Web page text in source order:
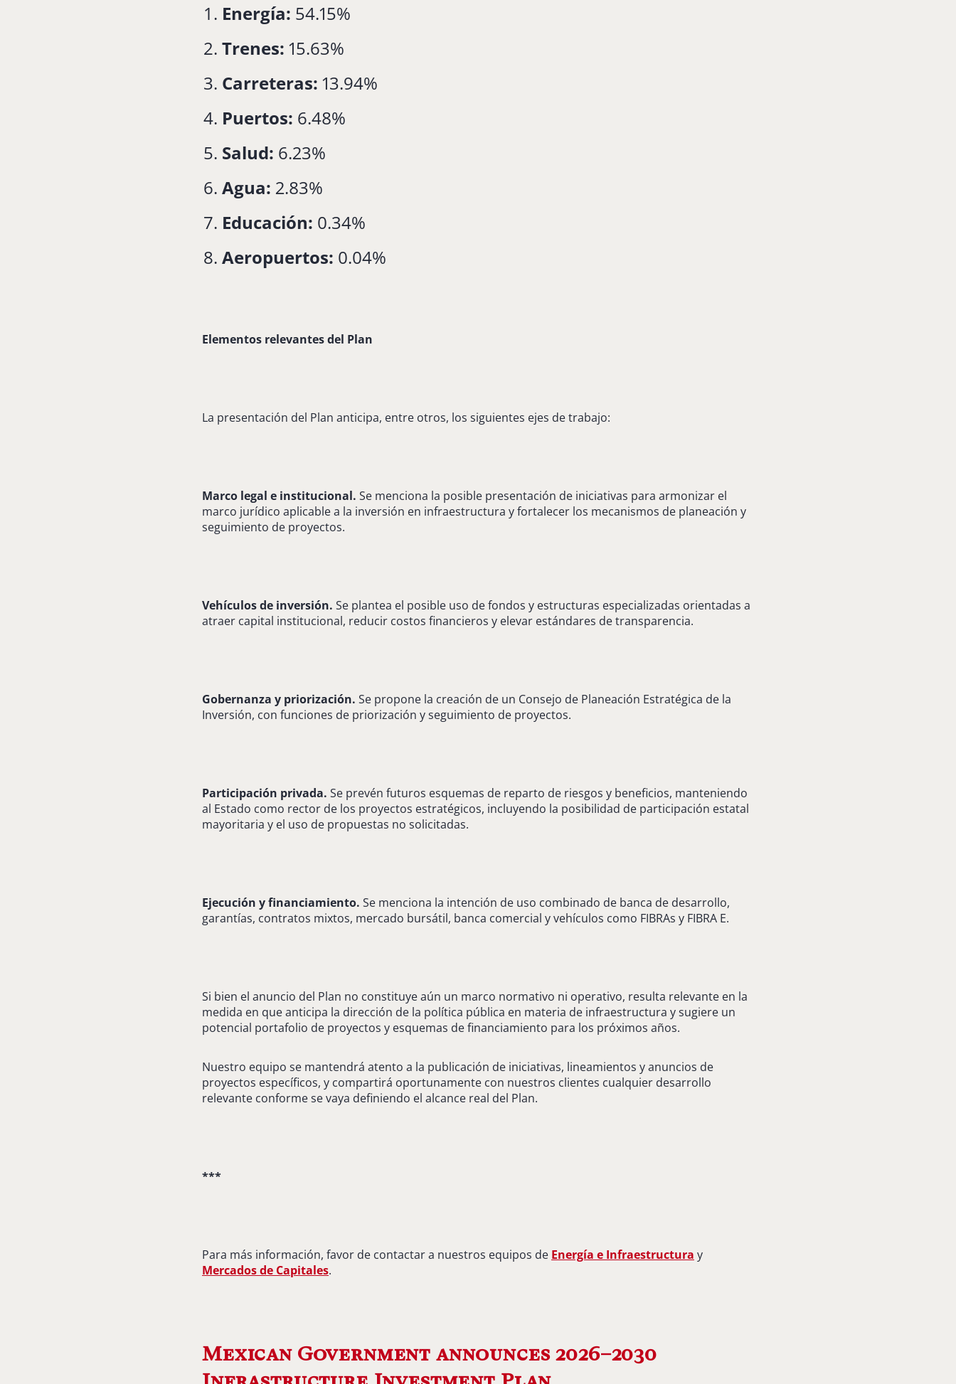
Energía: 54.15%
Trenes: 15.63%
Carreteras: 13.94%
Puertos: 6.48%
Salud: 6.23%
Agua: 2.83%
Educación: 0.34%
Aeropuertos: 0.04%
Elementos relevantes del Plan
La presentación del Plan anticipa, entre otros, los siguientes ejes de trabajo:
Marco legal e institucional. Se menciona la posible presentación de iniciativas para armonizar el
marco jurídico aplicable a la inversión en infraestructura y fortalecer los mecanismos de planeación y
seguimiento de proyectos.
Vehículos de inversión. Se plantea el posible uso de fondos y estructuras especializadas orientadas a
atraer capital institucional, reducir costos financieros y elevar estándares de transparencia.
Gobernanza y priorización. Se propone la creación de un Consejo de Planeación Estratégica de la
Inversión, con funciones de priorización y seguimiento de proyectos.
Participación privada. Se prevén futuros esquemas de reparto de riesgos y beneficios, manteniendo
al Estado como rector de los proyectos estratégicos, incluyendo la posibilidad de participación estatal
mayoritaria y el uso de propuestas no solicitadas.
Ejecución y financiamiento. Se menciona la intención de uso combinado de banca de desarrollo,
garantías, contratos mixtos, mercado bursátil, banca comercial y vehículos como FIBRAs y FIBRA E.
Si bien el anuncio del Plan no constituye aún un marco normativo ni operativo, resulta relevante en la
medida en que anticipa la dirección de la política pública en materia de infraestructura y sugiere un
potencial portafolio de proyectos y esquemas de financiamiento para los próximos años.
Nuestro equipo se mantendrá atento a la publicación de iniciativas, lineamientos y anuncios de
proyectos específicos, y compartirá oportunamente con nuestros clientes cualquier desarrollo
relevante conforme se vaya definiendo el alcance real del Plan.
***
Para más información, favor de contactar a nuestros equipos de Energía e Infraestructura y
Mercados de Capitales.
Mexican Government announces 2026–2030